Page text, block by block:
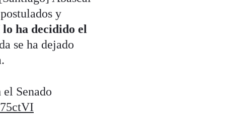
y
lo ha decidido el
se ha dejado
el Senado